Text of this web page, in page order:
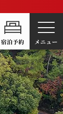
宿泊予約 メニュー